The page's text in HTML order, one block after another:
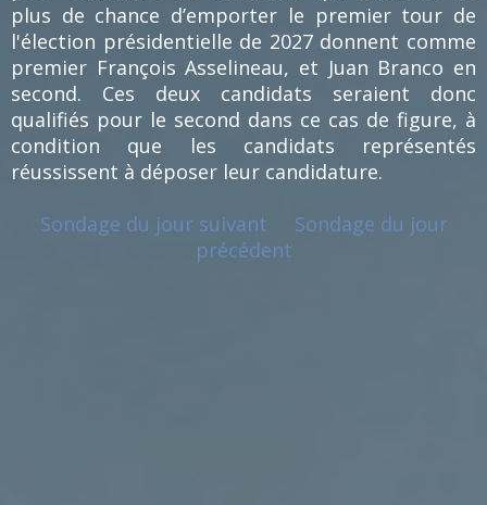
plus de chance d’emporter le premier tour de
l'élection présidentielle de 2027 donnent comme
premier François Asselineau, et Juan Branco en
second. Ces deux candidats seraient donc
qualifiés pour le second dans ce cas de figure, à
condition que les candidats représentés
réussissent à déposer leur candidature.
Sondage du jour suivant
Sondage du jour
précédent